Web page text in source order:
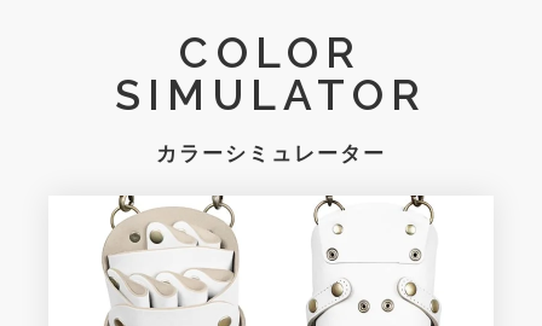
COLOR
SIMULATOR
カラーシミュレーター